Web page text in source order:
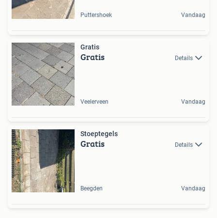
Puttershoek Vandaag
Gratis
Gratis Details
Veelerveen Vandaag
Stoeptegels
Gratis Details
Beegden Vandaag